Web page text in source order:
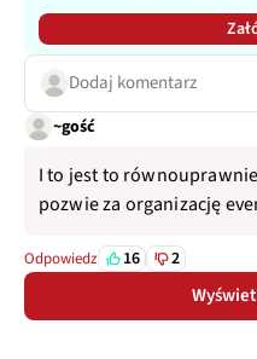
Dodaj komentarz
~gość
I to jest to
pozwie za organizację
Odpowiedz 16 2